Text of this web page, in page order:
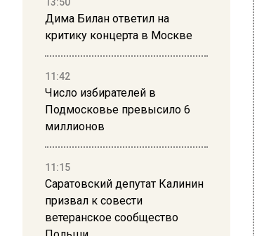
Дима Билан ответил на
критику концерта в Москве
11:42
Число избирателей в
Подмосковье превысило 6
миллионов
11:15
Саратовский депутат Калинин
призвал к совести
ветеранское сообщество